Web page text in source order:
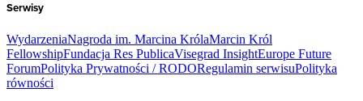
Serwisy
WydarzeniaNagroda im. Marcina KrólaMarcin Król
FellowshipFundacja Res PublicaVisegrad InsightEurope Future
ForumPolityka Prywatności / RODORegulamin serwisuPolityka
równości